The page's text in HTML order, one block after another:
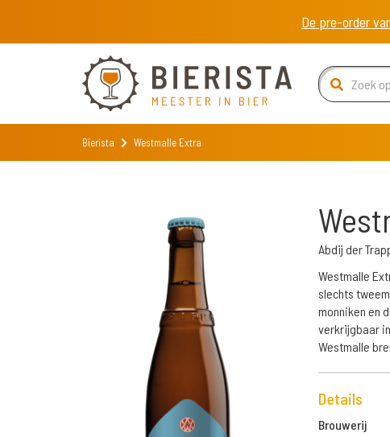
De pre-order
Bierista Westmalle Extra
Abdij der
Westmalle
slechts
monniken en
verkrijgbaar
Westmalle
Details
Brouwerij